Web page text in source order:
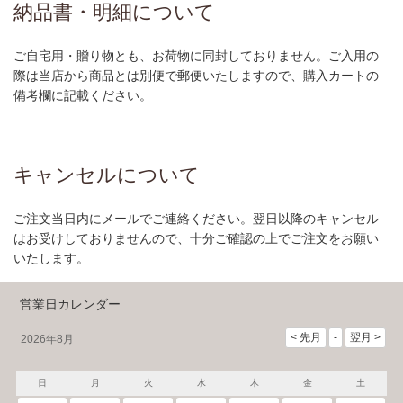
納品書・明細について
ご自宅用・贈り物とも、お荷物に同封しておりません。ご入用の
際は当店から商品とは別便で郵便いたしますので、購入カートの
備考欄に記載ください。
キャンセルについて
ご注文当日内にメールでご連絡ください。翌日以降のキャンセル
はお受けしておりませんので、十分ご確認の上でご注文をお願い
いたします。
営業日カレンダー
2026年8月
日 月 火 水 木 金 土